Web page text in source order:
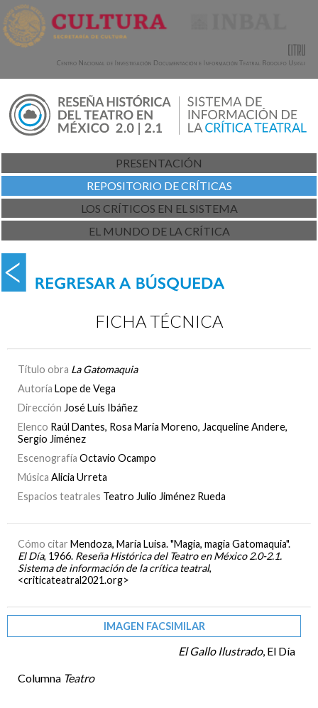
PRESENTACIÓN
REPOSITORIO DE CRÍTICAS
LOS CRÍTICOS EN EL SISTEMA
EL MUNDO DE LA CRÍTICA
FICHA TÉCNICA
Título obra La Gatomaquia
Autoría Lope de Vega
Dirección José Luis Ibáñez
Elenco Raúl Dantes, Rosa María Moreno, Jacqueline Andere,
Sergio Jiménez
Escenografía Octavio Ocampo
Música Alicia Urreta
Espacios teatrales Teatro Julio Jiménez Rueda
Cómo citar Mendoza, María Luisa. "Magia, magia Gatomaquia".
El Día, 1966. Reseña Histórica del Teatro en México 2.0-2.1.
Sistema de información de la crítica teatral,
<criticateatral2021.org>
IMAGEN FACSIMILAR
El Gallo Ilustrado, El Día
Columna Teatro